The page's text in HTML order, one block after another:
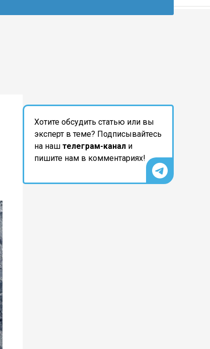
Хотите обсудить статью или вы
эксперт в теме? Подписывайтесь
на наш телеграм-канал и
пишите нам в комментариях!